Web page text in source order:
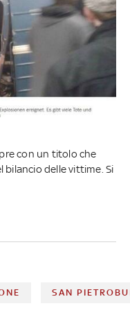
con un titolo che
bilancio delle vittime. Si
SAN